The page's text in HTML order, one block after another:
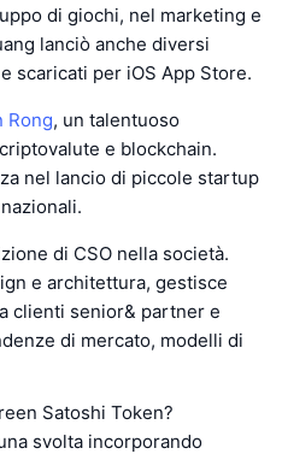
di giochi, nel marketing e
lanciò anche diversi
scaricati per iOS App Store.
Rong, un talentuoso
e blockchain.
nel lancio di piccole startup
di CSO nella società.
e architettura, gestisce
clienti senior& partner e
di mercato, modelli di
Satoshi Token?
svolta incorporando